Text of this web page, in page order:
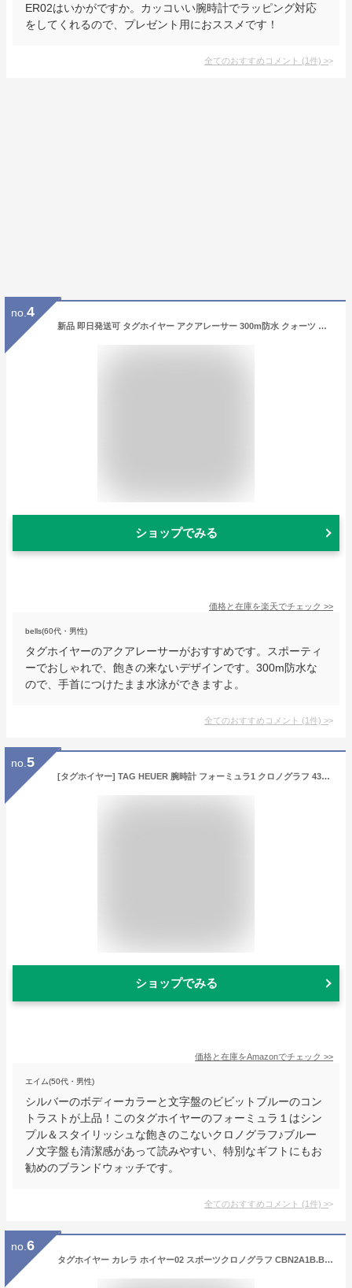
ER02はいかがですか。カッコいい腕時計でラッピング対応
をしてくれるので、プレゼント用におススメです！
全てのおすすめコメント (1件) >
no. 4
新品 即日発送可 タグホイヤー アクアレーサー 300m防水 クォーツ 時計 メンズ 腕時計 WAY111Z.BA0928
ショップでみる
価格と在庫を楽天でチェック >>
bells(60代・男性)
タグホイヤーのアクアレーサーがおすすめです。スポーティ
ーでおしゃれで、飽きの来ないデザインです。300m防水な
ので、手首につけたまま水泳ができますよ。
全てのおすすめコメント (1件) >
no. 5
[タグホイヤー] TAG HEUER 腕時計 フォーミュラ1 クロノグラフ 43ミリ クォーツ ブルー CAZ1014.BA0842 メンズ [並行輸入品]
ショップでみる
価格と在庫をAmazonでチェック >>
エイム(50代・男性)
シルバーのボディーカラーと文字盤のビビットブルーのコン
トラストが上品！このタグホイヤーのフォーミュラ１はシン
プル＆スタイリッシュな飽きのこないクロノグラフ♪ブルー
ノ文字盤も清潔感があって読みやすい、特別なギフトにもお
勧めのブランドウォッチです。
全てのおすすめコメント (1件) >
no. 6
タグホイヤー カレラ ホイヤー02 スポーツクロノグラフ CBN2A1B.BA0643 【2020年新作】 TAG HEUER 新品メンズ 腕時計 送料無料